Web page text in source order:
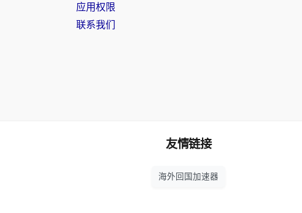
应用权限
联系我们
友情链接
海外回国加速器